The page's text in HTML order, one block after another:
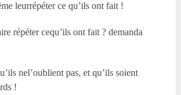
leurrépéter ce qu’ils ont fait !
répéter cequ’ils ont fait ? demanda
nel’oublient pas, et qu’ils soient
!